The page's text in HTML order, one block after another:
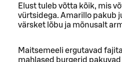
Elust tuleb võtta kõik, mis
vürtsidega. Amarillo pakub
värsket lõbu ja mõnusalt
Maitsemeeli ergutavad
mahlased burgerid